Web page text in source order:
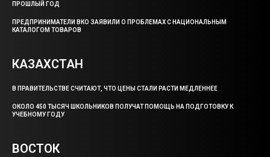
ПРОШЛЫЙ ГОД
ПРЕДПРИНИМАТЕЛИ ВКО ЗАЯВИЛИ О ПРОБЛЕМАХ С НАЦИОНАЛЬНЫМ
КАТАЛОГОМ ТОВАРОВ
КАЗАХСТАН
В ПРАВИТЕЛЬСТВЕ СЧИТАЮТ, ЧТО ЦЕНЫ СТАЛИ РАСТИ МЕДЛЕННЕЕ
ОКОЛО 450 ТЫСЯЧ ШКОЛЬНИКОВ ПОЛУЧАТ ПОМОЩЬ НА ПОДГОТОВКУ К
УЧЕБНОМУ ГОДУ
ВОСТОК